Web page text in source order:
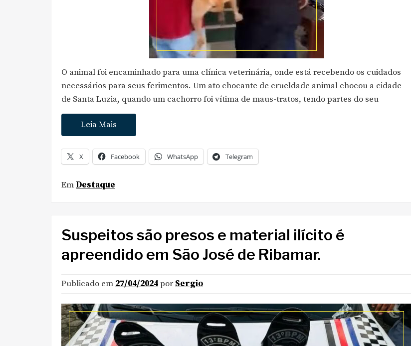
O animal foi encaminhado para uma clínica veterinária, onde está recebendo os cuidados
necessários para seus ferimentos. Um ato chocante de crueldade animal chocou a cidade
de Santa Luzia, quando um cachorro foi vítima de maus-tratos, tendo partes do seu
Leia Mais
X Facebook WhatsApp Telegram
EmDestaque
Suspeitos são presos e material ilícito é
apreendido em São José de Ribamar.
Publicado em 27/04/2024por Sergio